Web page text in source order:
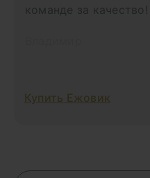
команде за качество!
Купить Ежовик